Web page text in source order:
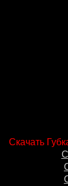
Скачать